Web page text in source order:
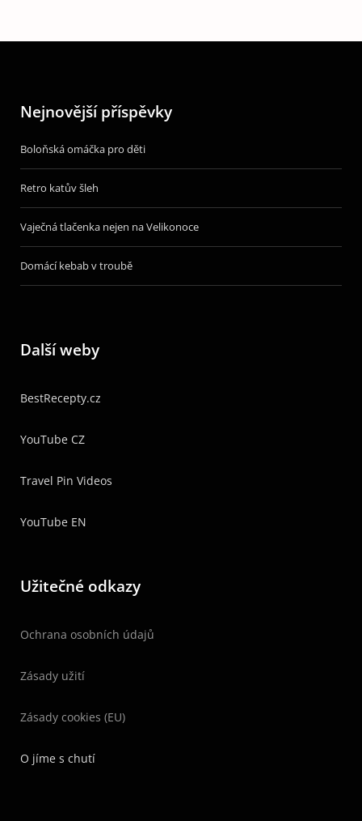
Nejnovější příspěvky
Boloňská omáčka pro děti
Retro katův šleh
Vaječná tlačenka nejen na Velikonoce
Domácí kebab v troubě
Další weby
BestRecepty.cz
YouTube CZ
Travel Pin Videos
YouTube EN
Užitečné odkazy
Ochrana osobních údajů
Zásady užití
Zásady cookies (EU)
O jíme s chutí